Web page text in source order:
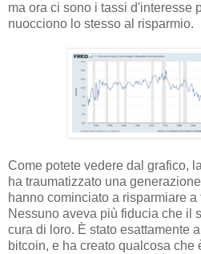
ma ora ci sono i tassi d'interesse
nuocciono lo stesso al risparmio.
Come potete vedere dal grafico,
ha traumatizzato una
hanno cominciato a risparmiare
Nessuno aveva più fiducia che il
cura di loro. È stato esattamente
bitcoin, e ha creato qualcosa che